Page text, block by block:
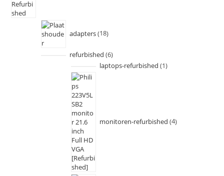
adapters 18
refurbished 6
laptops-refurbished 1
monitoren-refurbished 4